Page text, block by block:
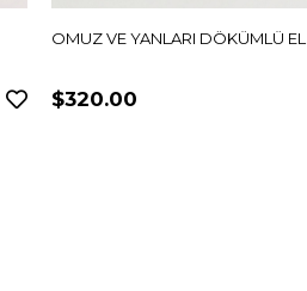
OMUZ VE YANLARI DÖKÜMLÜ
$320.00